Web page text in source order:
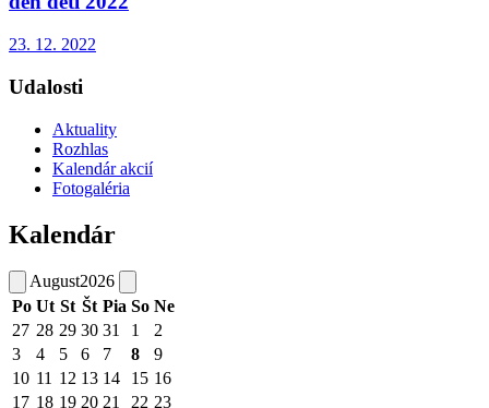
23. 12. 2022
Udalosti
Aktuality
Rozhlas
Kalendár akcií
Fotogaléria
Kalendár
August2026
Po Ut St Št Pia So Ne
27 28 29 30 31 1
2
3
4 5 6 7 8
9
10 11 12 13 14 15 16
17 18 19 20 21 22 23